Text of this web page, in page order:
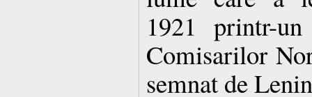
1921 printr-
Comisarilor
semnat de